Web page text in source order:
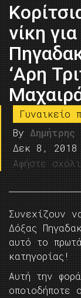
νίκη
‘Αρη
Γυναικείο
By Δημήτρης
Δεκ 8, 2018
Αφήστε
Συνεχίζουν
Δόξας
αυτό το
κατηγορίας!
Αυτή την
οποιοδήποτε